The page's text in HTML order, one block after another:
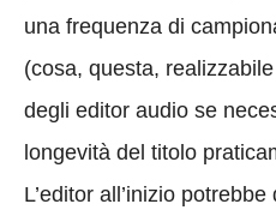
una frequenza di
(cosa, questa,
degli editor audio se
longevità del titolo
L’editor all’inizio